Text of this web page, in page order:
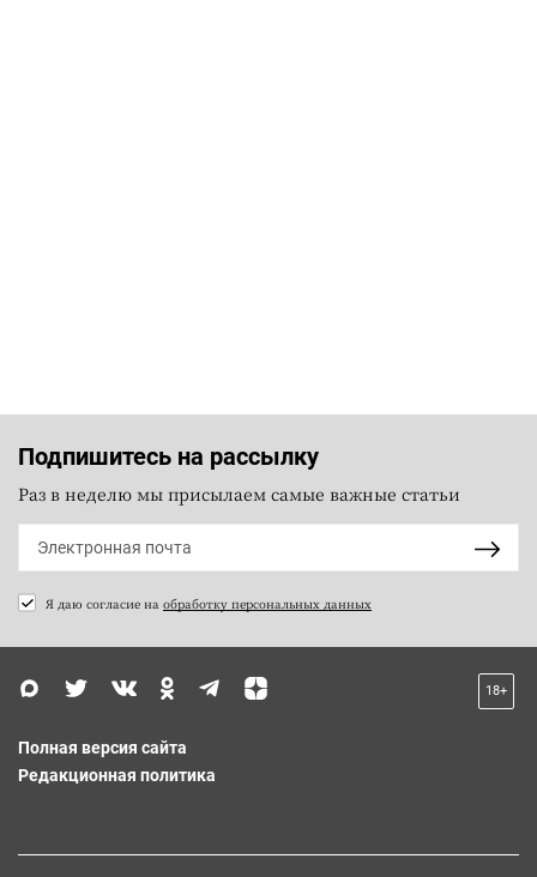
Подпишитесь на рассылку
Раз в неделю мы присылаем самые важные статьи
Я даю согласие на обработку персональных данных
18+
Полная версия сайта
Редакционная политика